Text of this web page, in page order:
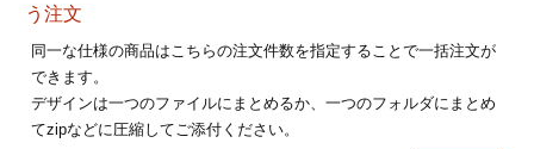
フォルダー
ファイル印刷
名刺印刷
印刷
ムカード印刷
う注文
同一な仕様の商品はこちらの注文件数を指定することで一括注文が
できます。
デザインは一つのファイルにまとめるか、一つのフォルダにまとめ
てzipなどに圧縮してご添付ください。